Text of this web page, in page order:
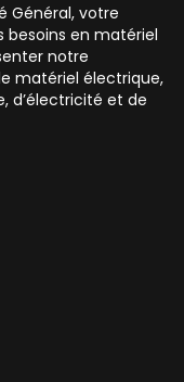
Général, votre
en matériel
notre
matériel électrique,
d’électricité et de